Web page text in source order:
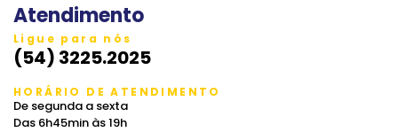
Atendimento
Ligue para nós
(54) 3225.2025
HORÁRIO DE ATENDIMENTO
De segunda a sexta
Das 6h45min às 19h